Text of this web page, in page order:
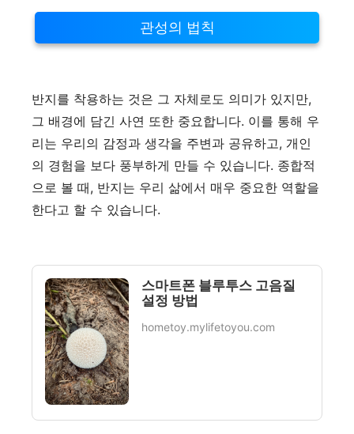
관성의 법칙
반지를 착용하는 것은 그 자체로도 의미가 있지만,
그 배경에 담긴 사연 또한 중요합니다. 이를 통해 우
리는 우리의 감정과 생각을 주변과 공유하고, 개인
의 경험을 보다 풍부하게 만들 수 있습니다. 종합적
으로 볼 때, 반지는 우리 삶에서 매우 중요한 역할을
한다고 할 수 있습니다.
스마트폰 블루투스 고음질
설정 방법
hometoy.mylifetoyou.com